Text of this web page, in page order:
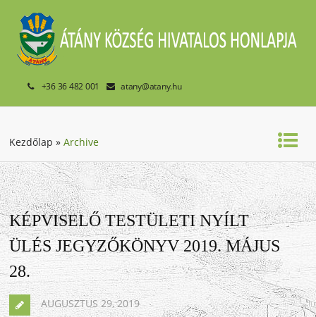
+36 36 482 001 atany@atany.hu
Kezdőlap »Archive
KÉPVISELŐ TESTÜLETI NYÍLT
ÜLÉS JEGYZŐKÖNYV 2019. MÁJUS
28.
AUGUSZTUS 29, 2019